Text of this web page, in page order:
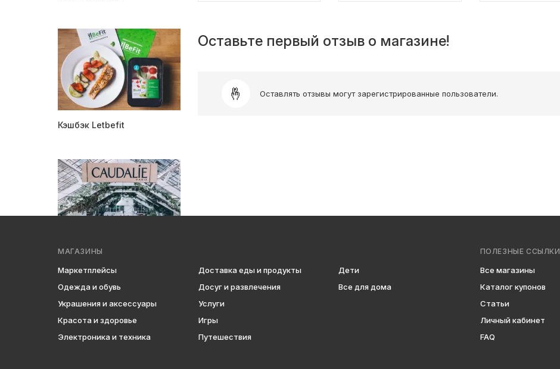
Кэшбэк Letbefit
Кэшбэк Кодали
Оставьте первый отзыв о магазине!
Оставлять отзывы могут зарегистрированные пользователи.
МАГАЗИНЫ
Маркетплейсы
Одежда и обувь
Украшения и аксессуары
Красота и здоровье
Электроника и техника
Доставка еды и продукты
Досуг и развлечения
Услуги
Игры
Путешествия
Дети
Все для дома
ПОЛЕЗНЫЕ ССЫЛКИ
Все магазины
Каталог купонов
Статьи
Личный кабинет
FAQ